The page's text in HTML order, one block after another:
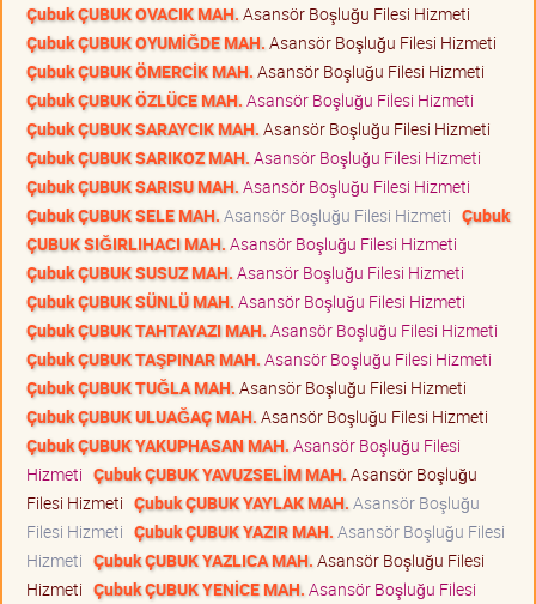
Çubuk ÇUBUK OVACIK MAH. Asansör Boşluğu Filesi Hizmeti
Çubuk ÇUBUK OYUMİĞDE MAH. Asansör Boşluğu Filesi Hizmeti
Çubuk ÇUBUK ÖMERCİK MAH. Asansör Boşluğu Filesi Hizmeti
Çubuk ÇUBUK ÖZLÜCE MAH. Asansör Boşluğu Filesi Hizmeti
Çubuk ÇUBUK SARAYCIK MAH. Asansör Boşluğu Filesi Hizmeti
Çubuk ÇUBUK SARIKOZ MAH. Asansör Boşluğu Filesi Hizmeti
Çubuk ÇUBUK SARISU MAH. Asansör Boşluğu Filesi Hizmeti
Çubuk ÇUBUK SELE MAH. Asansör Boşluğu Filesi Hizmeti Çubuk
ÇUBUK SIĞIRLIHACI MAH. Asansör Boşluğu Filesi Hizmeti
Çubuk ÇUBUK SUSUZ MAH. Asansör Boşluğu Filesi Hizmeti
Çubuk ÇUBUK SÜNLÜ MAH. Asansör Boşluğu Filesi Hizmeti
Çubuk ÇUBUK TAHTAYAZI MAH. Asansör Boşluğu Filesi Hizmeti
Çubuk ÇUBUK TAŞPINAR MAH. Asansör Boşluğu Filesi Hizmeti
Çubuk ÇUBUK TUĞLA MAH. Asansör Boşluğu Filesi Hizmeti
Çubuk ÇUBUK ULUAĞAÇ MAH. Asansör Boşluğu Filesi Hizmeti
Çubuk ÇUBUK YAKUPHASAN MAH. Asansör Boşluğu Filesi
Hizmeti Çubuk ÇUBUK YAVUZSELİM MAH. Asansör Boşluğu
Filesi Hizmeti Çubuk ÇUBUK YAYLAK MAH. Asansör Boşluğu
Filesi Hizmeti Çubuk ÇUBUK YAZIR MAH. Asansör Boşluğu Filesi
Hizmeti Çubuk ÇUBUK YAZLICA MAH. Asansör Boşluğu Filesi
Hizmeti Çubuk ÇUBUK YENİCE MAH. Asansör Boşluğu Filesi